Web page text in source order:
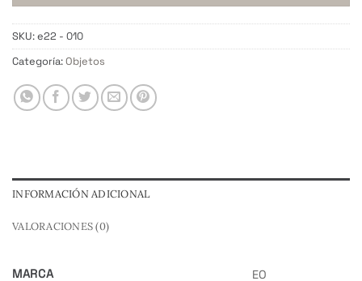
SKU:e22 - 010
Categoría:Objetos
INFORMACIÓN ADICIONAL
VALORACIONES (0)
MARCA EO